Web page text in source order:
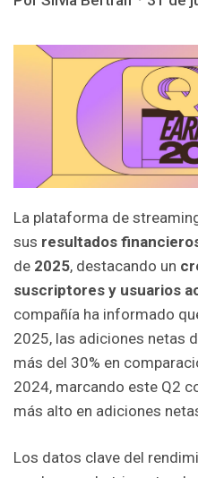
La plataforma de
sus resultados
de 2025, destacando un
suscriptores y usuarios
compañía ha informado
2025, las adiciones netas
más del 30% en
2024, marcando este Q2
más alto en adiciones
Los datos clave del